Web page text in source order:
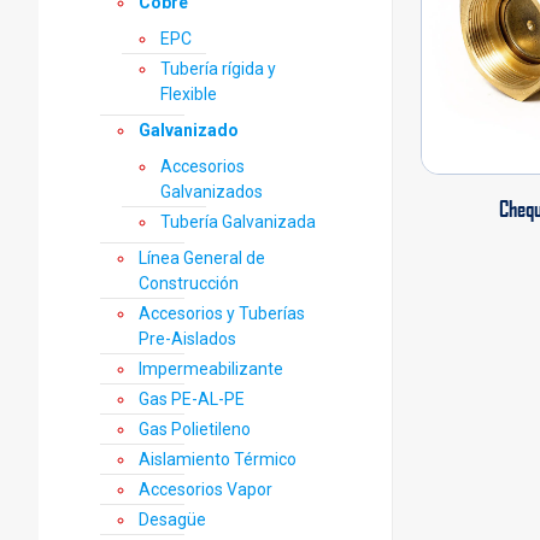
EPC
Tubería rígida y
Flexible
Galvanizado
Accesorios
Galvanizados
Tubería Galvanizada
Línea General de
Construcción
Accesorios y Tuberías
Pre-Aislados
Impermeabilizante
Gas PE-AL-PE
Gas Polietileno
Aislamiento Térmico
Accesorios Vapor
Desagüe